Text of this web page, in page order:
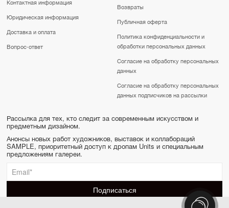
Контактная информация
Юридическая информация
Доставка и оплата
Вопрос-ответ
Возвраты
Публичная оферта
Политика конфиденциальности и
обработки персональных данных
Согласие на обработку персональных
данных
Согласие на обработку персональных
данных подписчиков на рассылки
Рассылка для тех, кто следит за современным искусством и
предметным дизайном.
Анонсы новых работ художников, выставок и коллабораций
SAMPLE, приоритетный доступ к дропам Units и специальным
предложениям галереи.